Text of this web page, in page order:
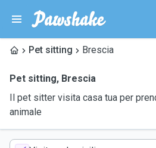
Pet sitting Brescia
Pet sitting, Brescia
Il pet sitter visita casa tua per
animale